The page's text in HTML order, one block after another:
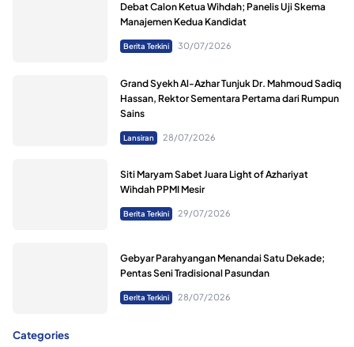
Debat Calon Ketua Wihdah; Panelis Uji Skema
Manajemen Kedua Kandidat
Berita Terkini 30/07/2026
Grand Syekh Al-Azhar Tunjuk Dr. Mahmoud Sadiq
Hassan, Rektor Sementara Pertama dari Rumpun
Sains
Lansiran 28/07/2026
Siti Maryam Sabet Juara Light of Azhariyat
Wihdah PPMI Mesir
Berita Terkini 29/07/2026
Gebyar Parahyangan Menandai Satu Dekade;
Pentas Seni Tradisional Pasundan
Berita Terkini 28/07/2026
Categories